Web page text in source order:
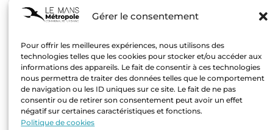
Gérer le consentement
Pour offrir les meilleures expériences, nous utilisons des
technologies telles que les cookies pour stocker et/ou accéder aux
informations des appareils. Le fait de consentir à ces technologies
nous permettra de traiter des données telles que le comportement
de navigation ou les ID uniques sur ce site. Le fait de ne pas
consentir ou de retirer son consentement peut avoir un effet
négatif sur certaines caractéristiques et fonctions.
Politique de cookies
Actua
Mentions